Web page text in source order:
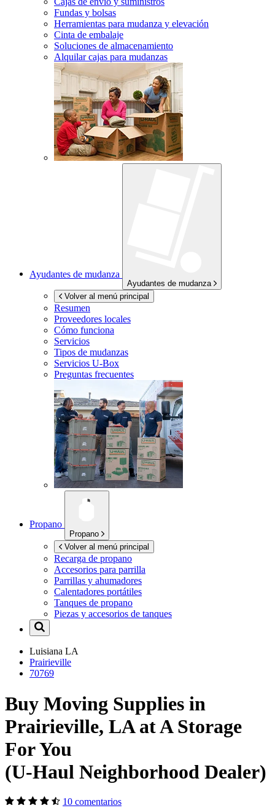
Fundas y bolsas
Herramientas para mudanza y elevación
Cinta de embalaje
Soluciones de almacenamiento
Alquilar cajas para mudanzas
Ayudantes de mudanza
Ayudantes de mudanza
Volver al menú principal
Resumen
Proveedores locales
Cómo funciona
Servicios
Tipos de mudanzas
Servicios U-Box
Preguntas frecuentes
Propano
Propano
Volver al menú principal
Recarga de propano
Accesorios para parrilla
Parrillas y ahumadores
Calentadores portátiles
Tanques de propano
Piezas y accesorios de tanques
Luisiana LA
Prairieville
70769
Buy Moving Supplies in
Prairieville, LA at A Storage
For You
(U-Haul Neighborhood Dealer)
10 comentarios